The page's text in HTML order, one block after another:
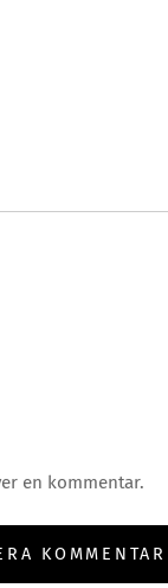
en kommentar.